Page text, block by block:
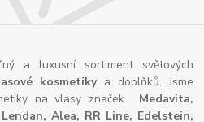
a luxusní sortiment světových
kosmetikya doplňků. Jsme
na vlasy značek Medavita,
Alea, RR Line, Edelstein,